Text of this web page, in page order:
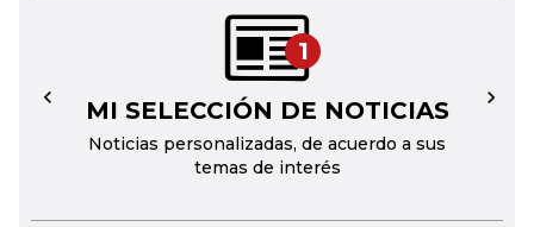
1
MI SELECCIÓN DE NOTICIAS
Noticias personalizadas, de acuerdo a sus
temas de interés
← →